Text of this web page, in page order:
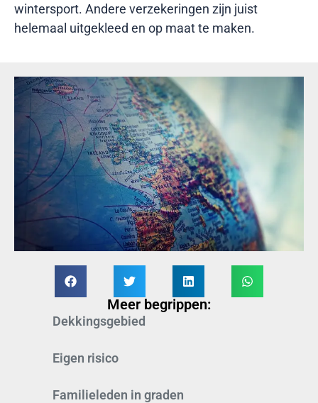
wintersport. Andere verzekeringen zijn juist
helemaal uitgekleed en op maat te maken.
Meer begrippen:
Dekkingsgebied
Eigen risico
Familieleden in graden